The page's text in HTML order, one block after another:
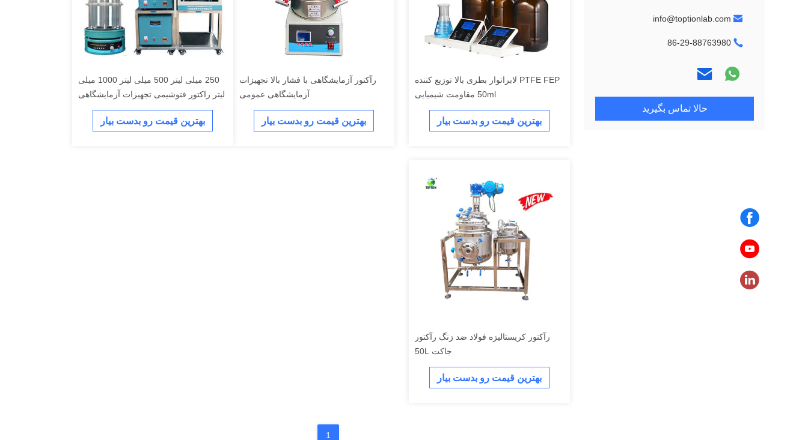
info@toptionlab.com
86-29-88763980
حالا تماس بگیرید
PTFE FEP لابراتوار بطری بالا توزیع کننده
50ml مقاومت شیمیایی
بهترین قیمت رو بدست بیار
رآکتور آزمایشگاهی با فشار بالا تجهیزات
آزمایشگاهی عمومی
بهترین قیمت رو بدست بیار
250 میلی لیتر 500 میلی لیتر 1000 میلی
لیتر راکتور فتوشیمی تجهیزات آزمایشگاهی
عمومی
بهترین قیمت رو بدست بیار
رآکتور کریستالیزه فولاد ضد زنگ رآکتور
جاکت 50L
بهترین قیمت رو بدست بیار
1